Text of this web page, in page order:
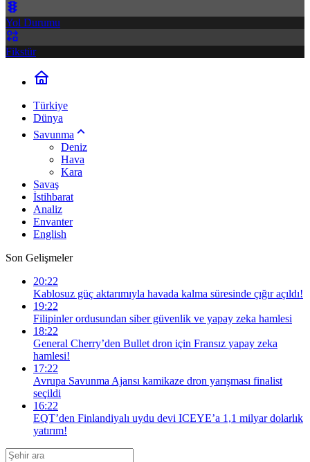
Yol Durumu
Fikstür
Türkiye
Dünya
Savunma
Deniz
Hava
Kara
Savaş
İstihbarat
Analiz
Envanter
English
Son Gelişmeler
20:22
Kablosuz güç aktarımıyla havada kalma süresinde çığır açıldı!
19:22
Filipinler ordusundan siber güvenlik ve yapay zeka hamlesi
18:22
General Cherry’den Bullet dron için Fransız yapay zeka
hamlesi!
17:22
Avrupa Savunma Ajansı kamikaze dron yarışması finalist
seçildi
16:22
EQT’den Finlandiyalı uydu devi ICEYE’a 1,1 milyar dolarlık
yatırım!